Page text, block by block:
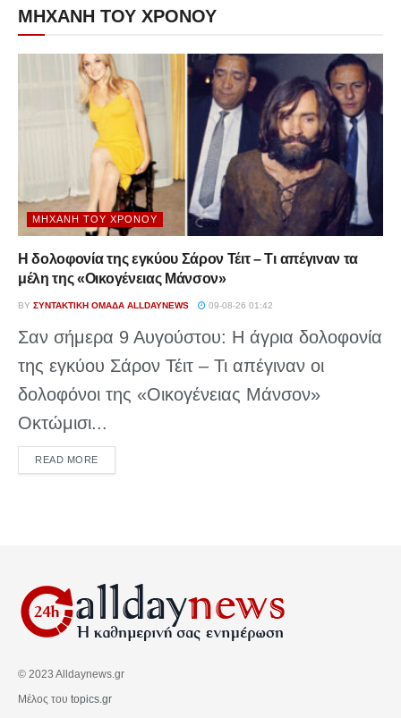
ΜΗΧΑΝΗ ΤΟΥ ΧΡΟΝΟΥ
ΜΗΧΑΝΉ ΤΟΥ ΧΡΌΝΟΥ
Η δολοφονία της εγκύου Σάρον Τέιτ – Τι απέγιναν τα
μέλη της «Οικογένειας Μάνσον»
BY ΣΥΝΤΑΚΤΙΚΉ ΟΜΆΔΑ ALLDAYNEWS 09-08-26 01:42
Σαν σήμερα 9 Αυγούστου: Η άγρια δολοφονία
της εγκύου Σάρον Τέιτ – Τι απέγιναν οι
δολοφόνοι της «Οικογένειας Μάνσον»
Οκτώμισι...
READ MOREDETAILS
© 2023 Alldaynews.gr
Μέλος του topics.gr